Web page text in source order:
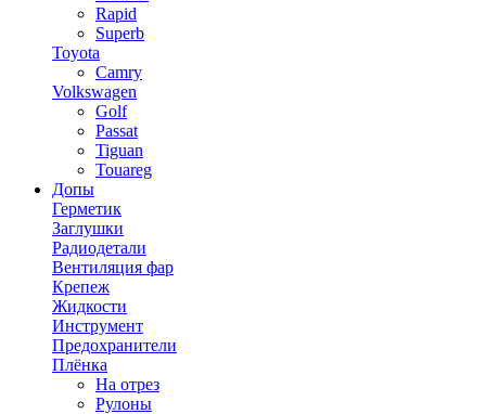
Rapid
Superb
Toyota
Camry
Volkswagen
Golf
Passat
Tiguan
Touareg
Допы
Герметик
Заглушки
Радиодетали
Вентиляция фар
Крепеж
Жидкости
Инструмент
Предохранители
Плёнка
На отрез
Рулоны